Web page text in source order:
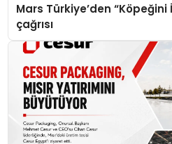
Mars Türkiye’den “Köpeğini
çağrısı